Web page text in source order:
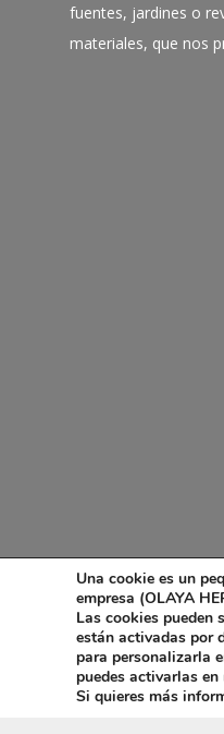
fuentes, jardines o
materiales, que nos
Una cookie es un
empresa (OLAYA
Las cookies pueden
están activadas por
para personalizarla
puedes activarlas
Si quieres más